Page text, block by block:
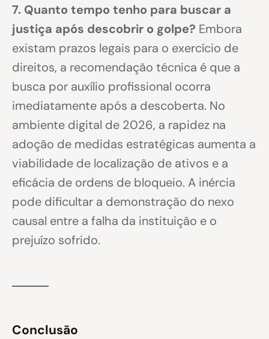
7. Quanto tempo tenho para buscar a
justiça após descobrir o golpe? Embora
existam prazos legais para o exercício de
direitos, a recomendação técnica é que a
busca por auxílio profissional ocorra
imediatamente após a descoberta. No
ambiente digital de 2026, a rapidez na
adoção de medidas estratégicas aumenta a
viabilidade de localização de ativos e a
eficácia de ordens de bloqueio. A inércia
pode dificultar a demonstração do nexo
causal entre a falha da instituição e o
prejuízo sofrido.
Conclusão